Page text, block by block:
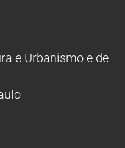
e Urbanismo e de